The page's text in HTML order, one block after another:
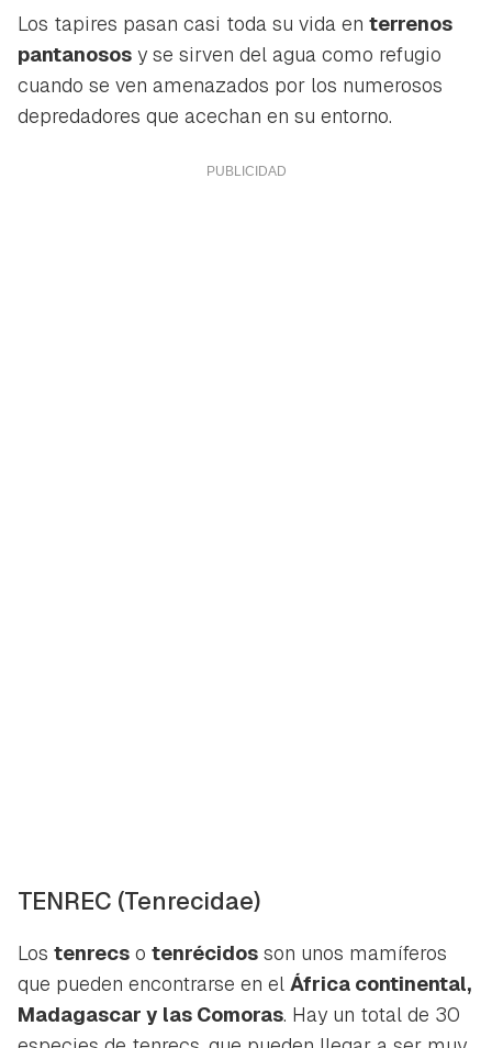
Los tapires pasan casi toda su vida en terrenos
pantanosos y se sirven del agua como refugio
cuando se ven amenazados por los numerosos
depredadores que acechan en su entorno.
TENREC (Tenrecidae)
Los tenrecs o tenrécidos son unos mamíferos
que pueden encontrarse en el África continental,
Madagascar y las Comoras. Hay un total de 30